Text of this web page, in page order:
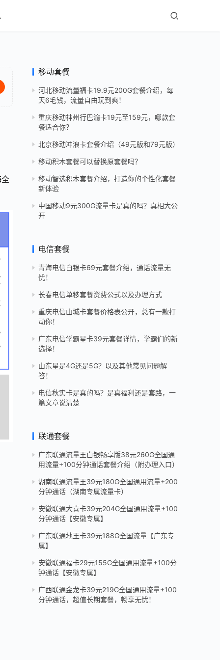
移动套餐
河北移动流量福卡19.9元200G套餐介绍，每
天6毛钱，流量自由玩到爽！
重庆移动神州行巴渝卡19元至159元，哪款套
餐适合你？
北京移动冲浪卡套餐介绍（49元版和79元版）
移动积木套餐可以替换原套餐吗？
移动智选积木套餐介绍，打造你的个性化套餐
新体验
中国移动9元300G流量卡是真的吗？真相大公
开
电信套餐
青海电信白银卡69元套餐介绍，通话流量无
忧！
长春电信单移套餐资费公式以及办理方式
重庆电信山城卡套餐价格表公开，总有一款打
动你！
广东电信学霸星卡39元套餐详情，学霸们的新
选择！
山东星是4G还是5G？以及其他常见问题解
答！
电信秋实卡是真的吗？是真福利还是套路，一
篇文章说清楚
联通套餐
广东联通流量王白银畅享版38元260G全国通
用流量+100分钟通话套餐介绍（附办理入口）
湖南联通流量王39元180G全国通用流量+200
分钟通话（湖南专属流量卡）
安徽联通大喜卡39元204G全国通用流量+100
分钟通话【安徽专属】
广东联通地王卡39元188G全国流量【广东专
属】
安徽联通福卡29元155G全国通用流量+100分
钟通话【安徽专属】
广西联通金龙卡39元219G全国通用流量+100
分钟通话，超值长期套餐，畅享无忧！